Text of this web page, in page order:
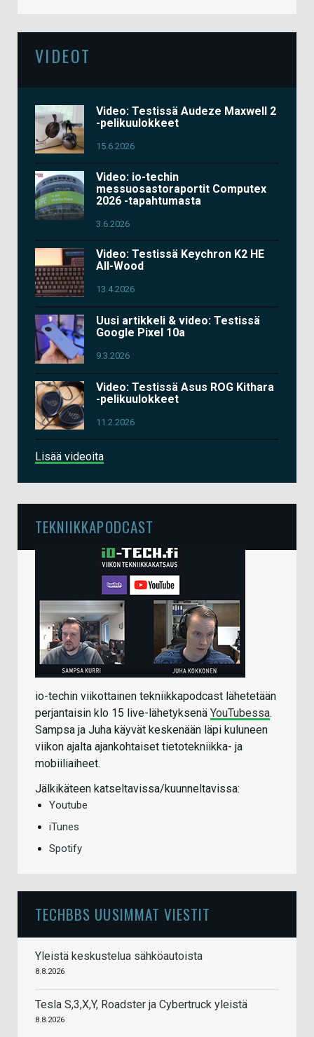
VIDEOT
Video: Testissä Audeze Maxwell 2
-pelikuulokkeet
15.6.2026
Video: io-techin
messuosastoraportit Computex
2026 -tapahtumasta
3.6.2026
Video: Testissä Keychron K2 HE
All-Wood
13.4.2026
Uusi artikkeli & video: Testissä
Google Pixel 10a
9.3.2026
Video: Testissä Asus ROG Kithara
-pelikuulokkeet
11.2.2026
Lisää videoita
TEKNIIKKAPODCAST
io-techin viikottainen tekniikkapodcast lähetetään
perjantaisin klo 15 live-lähetyksenä YouTubessa.
Sampsa ja Juha käyvät keskenään läpi kuluneen
viikon ajalta ajankohtaiset tietotekniikka- ja
mobiiliaiheet.
Jälkikäteen katseltavissa/kuunneltavissa:
Youtube
iTunes
Spotify
TECHBBS UUSIMMAT VIESTIT
Yleistä keskustelua sähköautoista
8.8.2026
Tesla S,3,X,Y, Roadster ja Cybertruck yleistä
8.8.2026